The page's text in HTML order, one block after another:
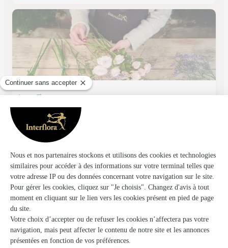
Lysa-Flor
Marlenheim
★★★★4.3 (38)
C.Cial SIMPLY 1, rue Griesmatt
Voir la boutique